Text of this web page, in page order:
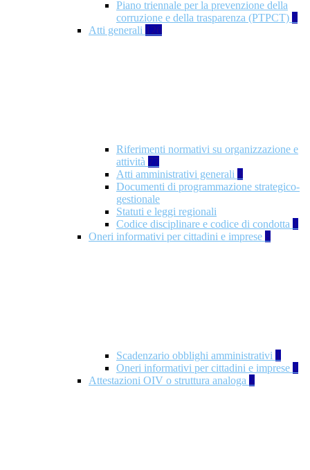
Piano triennale per la prevenzione della
corruzione e della trasparenza (PTPCT) 2
Atti generali 126
Riferimenti normativi su organizzazione e
attività 77
Atti amministrativi generali 3
Documenti di programmazione strategico-
gestionale
Statuti e leggi regionali
Codice disciplinare e codice di condotta 1
Oneri informativi per cittadini e imprese 8
Scadenzario obblighi amministrativi 1
Oneri informativi per cittadini e imprese 1
Attestazioni OIV o struttura analoga 2